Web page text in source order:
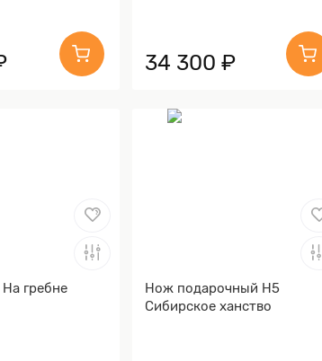
34 300 ₽
гребне
Нож подарочный Н5
Сибирское ханство